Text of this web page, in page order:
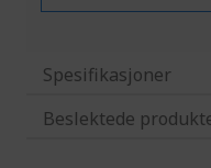
Spesifikasjoner
Beslektede